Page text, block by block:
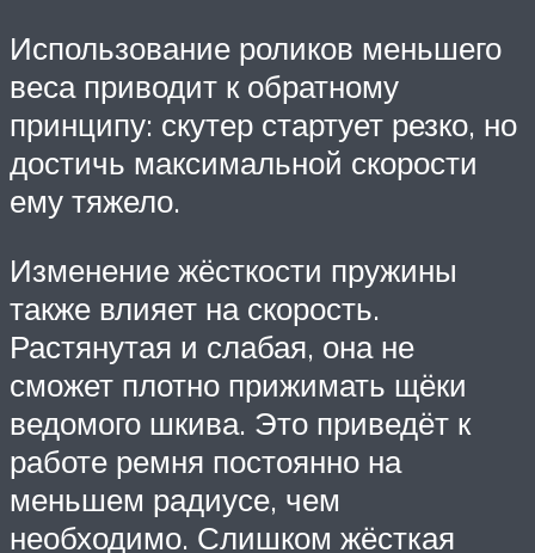
Использование роликов меньшего
веса приводит к обратному
принципу: скутер стартует резко, но
достичь максимальной скорости
ему тяжело.
Изменение жёсткости пружины
также влияет на скорость.
Растянутая и слабая, она не
сможет плотно прижимать щёки
ведомого шкива. Это приведёт к
работе ремня постоянно на
меньшем радиусе, чем
необходимо. Слишком жёсткая